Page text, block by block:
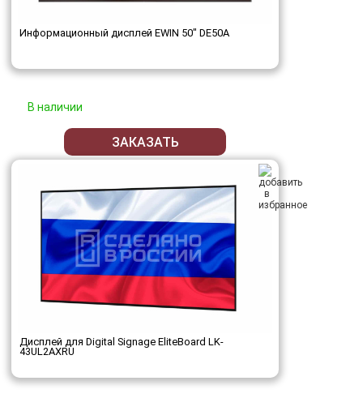
Информационный дисплей EWIN 50" DE50A
В наличии
ЗАКАЗАТЬ
Дисплей для Digital Signage EliteBoard LK-
43UL2AXRU